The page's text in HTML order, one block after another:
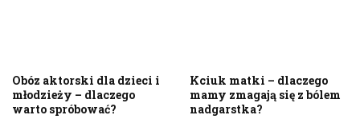
Obóz aktorski dla dzieci i
młodzieży – dlaczego
warto spróbować?
Kciuk matki – dlaczego
mamy zmagają się z bólem
nadgarstka?